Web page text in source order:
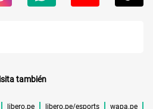
también
libero.pe libero.pe/esports wapa.pe